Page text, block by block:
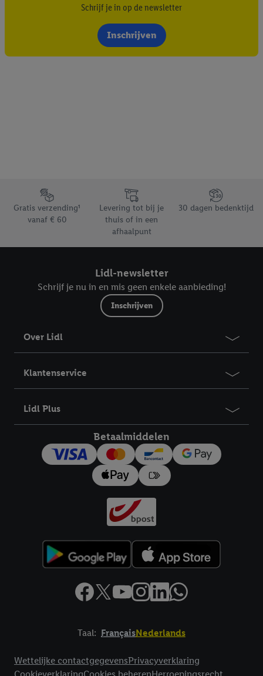
Schrijf je in op de newsletter
Inschrijven
Footerelement met de verschillende USPs van Lidl.be
Gratis verzending¹
vanaf € 60
Levering tot bij je
thuis of in een
afhaalpunt
30 dagen bedenktijd
Lidl-newsletter
Schrijf je nu in en mis geen enkele aanbieding!
Inschrijven
Over Lidl
Klantenservice
Lidl Plus
Betaalmiddelen
Taal: FrançaisNederlands
Wettelijke contactgegevensPrivacyverklaring